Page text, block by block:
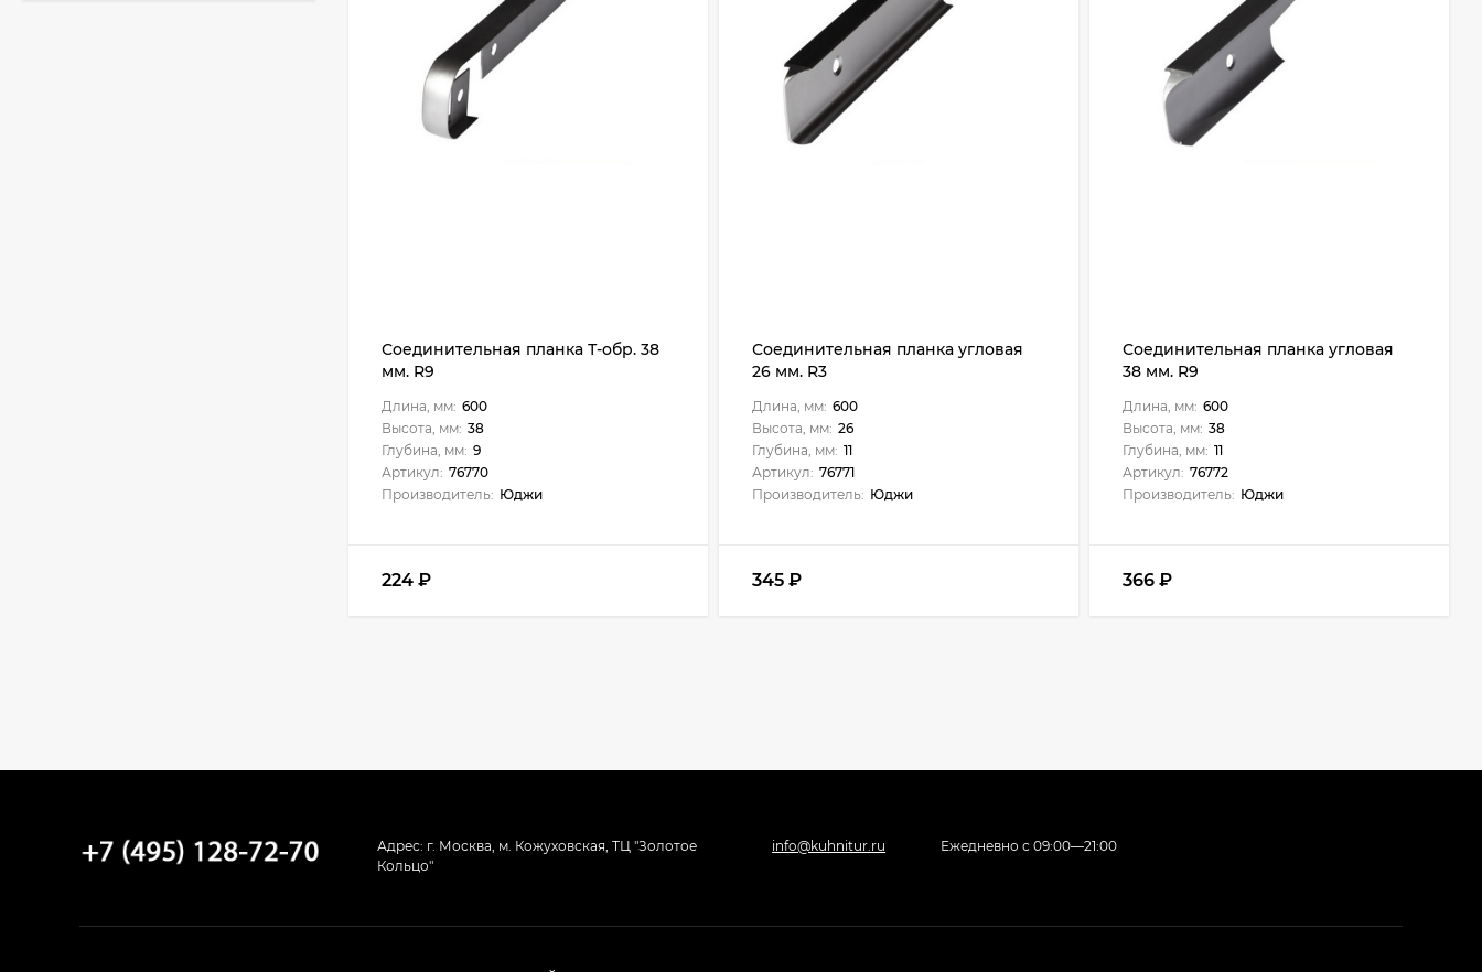
Соединительная планка Т-обр. 38
мм. R9
Длина, мм: 600
Высота, мм: 38
Глубина, мм: 9
Артикул: 76770
Производитель: Юджи
224 ₽
Соединительная планка угловая
26 мм. R3
Длина, мм: 600
Высота, мм: 26
Глубина, мм: 11
Артикул: 76771
Производитель: Юджи
345 ₽
Соединительная планка угловая
38 мм. R9
Длина, мм: 600
Высота, мм: 38
Глубина, мм: 11
Артикул: 76772
Производитель: Юджи
366 ₽
Кухня Базис
Адрес: г. Москва, м. Кожуховская, ТЦ "Золотое
Кольцо"
info@kuhnitur.ru Ежедневно с 09:00—21:00